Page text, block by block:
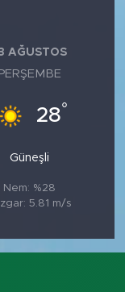
AĞUSTOS
PERŞEMBE
28°
Güneşli
Nem: %28
5.81 m/s